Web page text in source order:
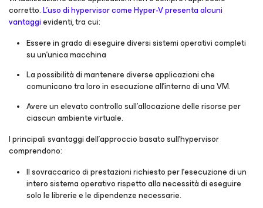
corretto.L'uso di hypervisor come Hyper-V presenta alcuni
vantaggievidenti, tra cui:
Essere in grado di eseguire diversi sistemi operativi completi
su un'unica macchina
La possibilità di mantenere diverse applicazioni che
comunicano tra loro in esecuzione all'interno di una VM.
Avere un elevato controllo sull'allocazione delle risorse per
ciascun ambiente virtuale.
I principali svantaggi dell'approccio basato sull'hypervisor
comprendono:
Il sovraccarico di prestazioni richiesto per l'esecuzione di un
intero sistema operativo rispetto alla necessità di eseguire
solo le librerie e le dipendenze necessarie.